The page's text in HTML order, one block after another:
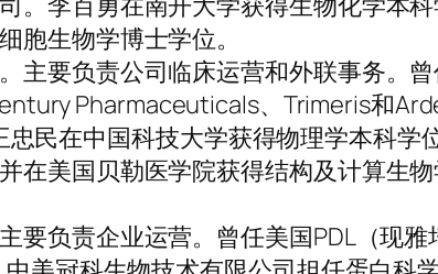
胞生物学博士学位。
主要负责公司临床运营和外联事务。
Pharmaceuticals、Trimeris和
民在中国科技大学获得物理学本科学
在美国贝勒医学院获得结构及计算生
要负责企业运营。曾任美国PDL（现雅